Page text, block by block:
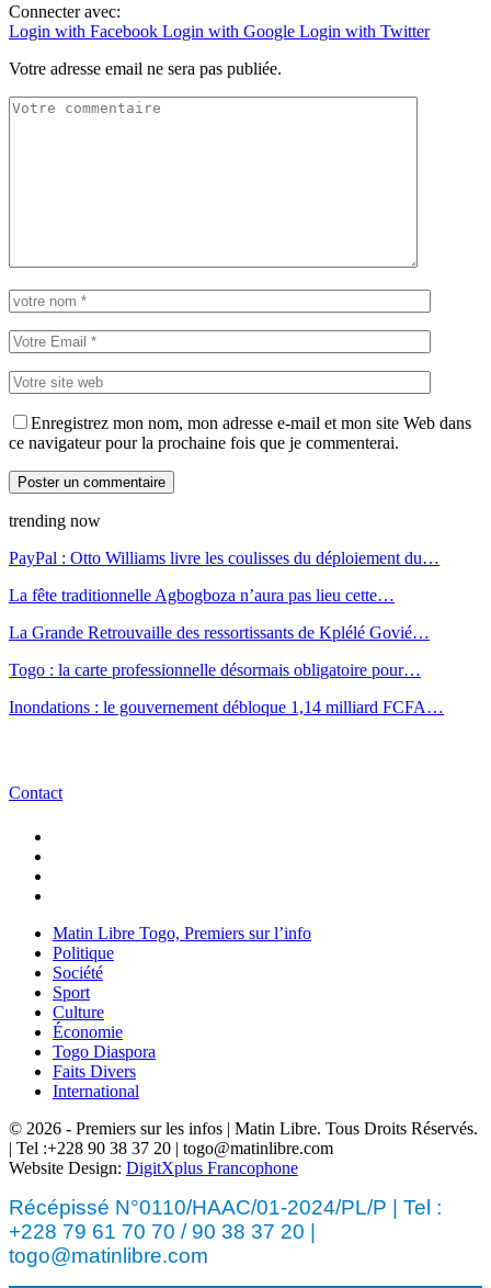
Connecter avec:
Login with Facebook Login with Google Login with Twitter
Votre adresse email ne sera pas publiée.
Enregistrez mon nom, mon adresse e-mail et mon site Web dans
ce navigateur pour la prochaine fois que je commenterai.
trending now
PayPal : Otto Williams livre les coulisses du déploiement du…
La fête traditionnelle Agbogboza n’aura pas lieu cette…
La Grande Retrouvaille des ressortissants de Kplélé Govié…
Togo : la carte professionnelle désormais obligatoire pour…
Inondations : le gouvernement débloque 1,14 milliard FCFA…
Contact
Matin Libre Togo, Premiers sur l’info
Politique
Société
Sport
Culture
Économie
Togo Diaspora
Faits Divers
International
© 2026 - Premiers sur les infos | Matin Libre. Tous Droits Réservés.
| Tel :+228 90 38 37 20 | togo@matinlibre.com
Website Design: DigitXplus Francophone
Récépissé N°0110/HAAC/01-2024/PL/P | Tel :
+228 79 61 70 70 / 90 38 37 20 |
togo@matinlibre.com